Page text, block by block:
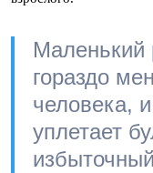
Маленький
гораздо
человека,
уплетает